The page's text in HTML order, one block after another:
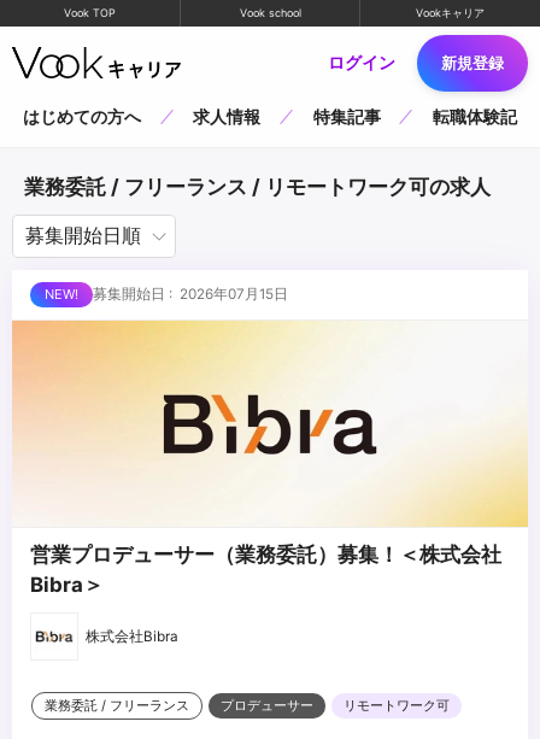
Vook TOP Vook school Vookキャリア
ログイン 新規登録
はじめての方へ 求人情報 特集記事 転職体験記
業務委託 / フリーランス / リモートワーク可の求人
募集開始日 : 2026年07月15日
営業プロデューサー（業務委託）募集！＜株式会社
Bibra＞
株式会社Bibra
業務委託 / フリーランス プロデューサー リモートワーク可